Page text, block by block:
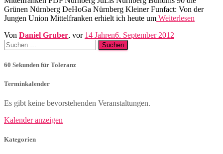
Grünen Nürnberg DeHoGa Nürnberg Kleiner Funfact: Von der
Jungen Union Mittelfranken erhielt ich heute um Weiterlesen
Von Daniel Gruber, vor 14 Jahren6. September 2012
Suchen
nach:
60 Sekunden für Toleranz
Terminkalender
Es gibt keine bevorstehenden Veranstaltungen.
Kalender anzeigen
Kategorien